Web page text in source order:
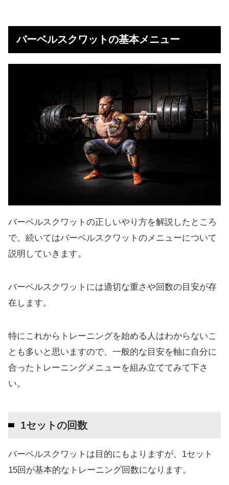
バーベルスクワットの基本メニュー
バーベルスクワットの正しいやり方を解説したところ
で、続いてはバーベルスクワットのメニューについて
説明していきます。
バーベルスクワットには適切な重さや回数の目安が存
在します。
特にこれからトレーニングを始める人はわからないこ
とも多いと思いますので、一般的な目安を軸に自分に
合ったトレーニングメニューを組み立ててみて下さ
い。
1セットの回数
バーベルスクワットは目的にもよりますが、1セット
15回が基本的なトレーニング回数になります。